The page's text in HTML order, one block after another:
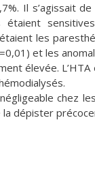
Il s’agissait
étaient
les
et les
élevée.
chez
dépister